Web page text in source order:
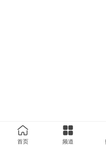
首页 频道